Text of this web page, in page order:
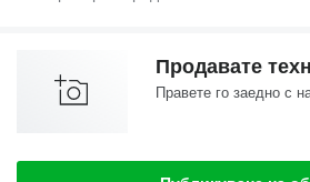
Продавате
Правете го заедно с